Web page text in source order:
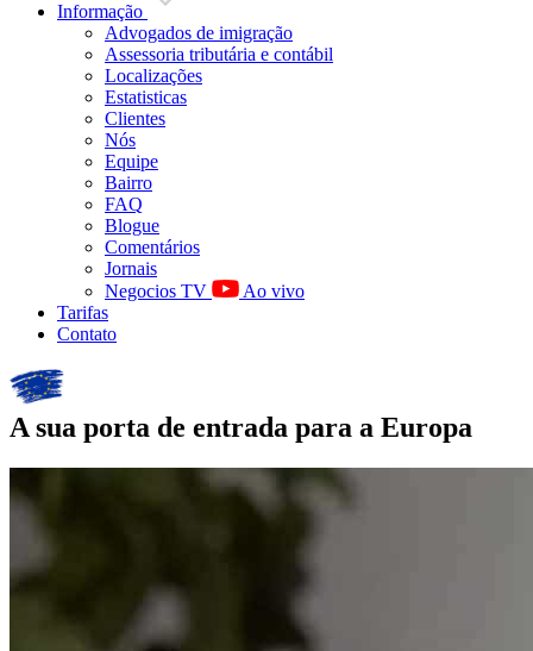
Informação
Advogados de imigração
Assessoria tributária e contábil
Localizações
Estatisticas
Clientes
Nós
Equipe
Bairro
FAQ
Blogue
Comentários
Jornais
Negocios TV
Ao vivo
Tarifas
Contato
A sua porta de entrada para a Europa